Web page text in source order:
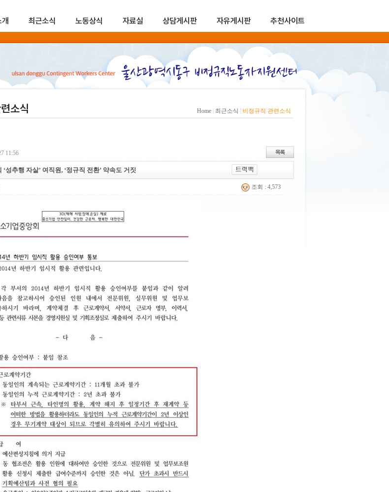
최근소식 노동상식 자료실 상담게시판 자유게시판 추천사이트
소식 Home 최근소식 비정규직 관련소식
11:56
성추행 자살’ 여직원, ‘정규직 전환’ 약속도 거짓
조회 : 4,573